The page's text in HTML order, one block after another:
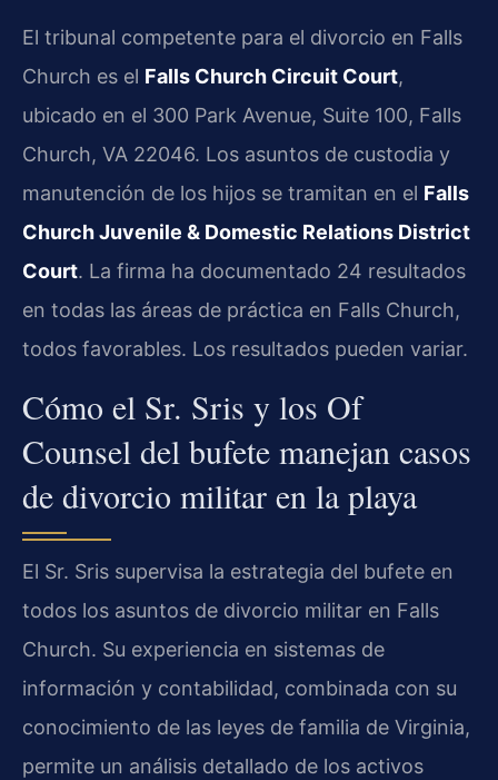
El tribunal competente para el divorcio en Falls
Church es el Falls Church Circuit Court,
ubicado en el 300 Park Avenue, Suite 100, Falls
Church, VA 22046. Los asuntos de custodia y
manutención de los hijos se tramitan en el Falls
Church Juvenile & Domestic Relations District
Court. La firma ha documentado 24 resultados
en todas las áreas de práctica en Falls Church,
todos favorables. Los resultados pueden variar.
Cómo el Sr. Sris y los Of
Counsel del bufete manejan casos
de divorcio militar en la playa
El Sr. Sris supervisa la estrategia del bufete en
todos los asuntos de divorcio militar en Falls
Church. Su experiencia en sistemas de
información y contabilidad, combinada con su
conocimiento de las leyes de familia de Virginia,
permite un análisis detallado de los activos